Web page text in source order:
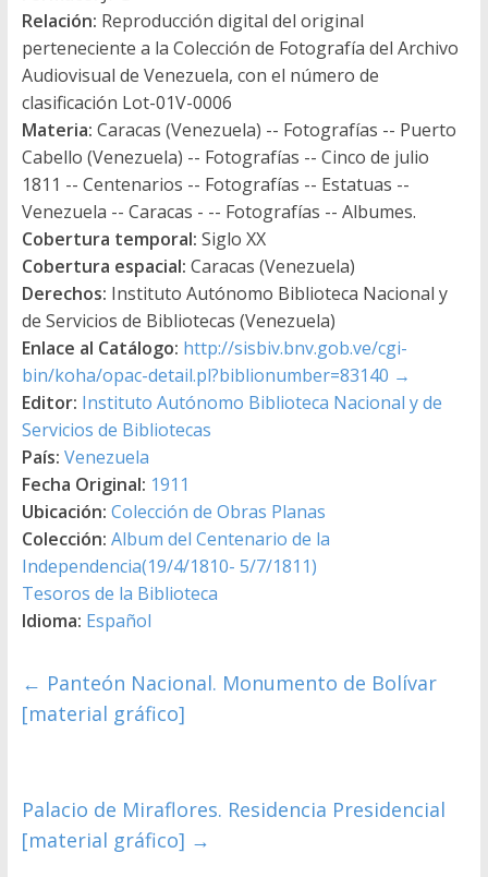
Relación: Reproducción digital del original
perteneciente a la Colección de Fotografía del Archivo
Audiovisual de Venezuela, con el número de
clasificación Lot-01V-0006
Materia: Caracas (Venezuela) -- Fotografías -- Puerto
Cabello (Venezuela) -- Fotografías -- Cinco de julio
1811 -- Centenarios -- Fotografías -- Estatuas --
Venezuela -- Caracas - -- Fotografías -- Albumes.
Cobertura temporal: Siglo XX
Cobertura espacial: Caracas (Venezuela)
Derechos: Instituto Autónomo Biblioteca Nacional y
de Servicios de Bibliotecas (Venezuela)
Enlace al Catálogo: http://sisbiv.bnv.gob.ve/cgi-
bin/koha/opac-detail.pl?biblionumber=83140 →
Editor: Instituto Autónomo Biblioteca Nacional y de
Servicios de Bibliotecas
País: Venezuela
Fecha Original: 1911
Ubicación: Colección de Obras Planas
Colección: Album del Centenario de la
Independencia(19/4/1810- 5/7/1811)
Tesoros de la Biblioteca
Idioma: Español
← Panteón Nacional. Monumento de Bolívar
[material gráfico]
Palacio de Miraflores. Residencia Presidencial
[material gráfico] →